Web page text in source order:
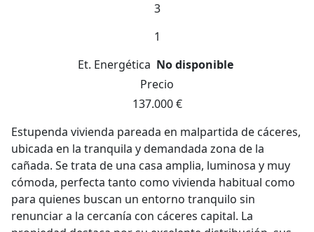
3
1
Et. Energética No disponible
Precio
137.000 €
Estupenda vivienda pareada en malpartida de cáceres,
ubicada en la tranquila y demandada zona de la
cañada. Se trata de una casa amplia, luminosa y muy
cómoda, perfecta tanto como vivienda habitual como
para quienes buscan un entorno tranquilo sin
renunciar a la cercanía con cáceres capital. La